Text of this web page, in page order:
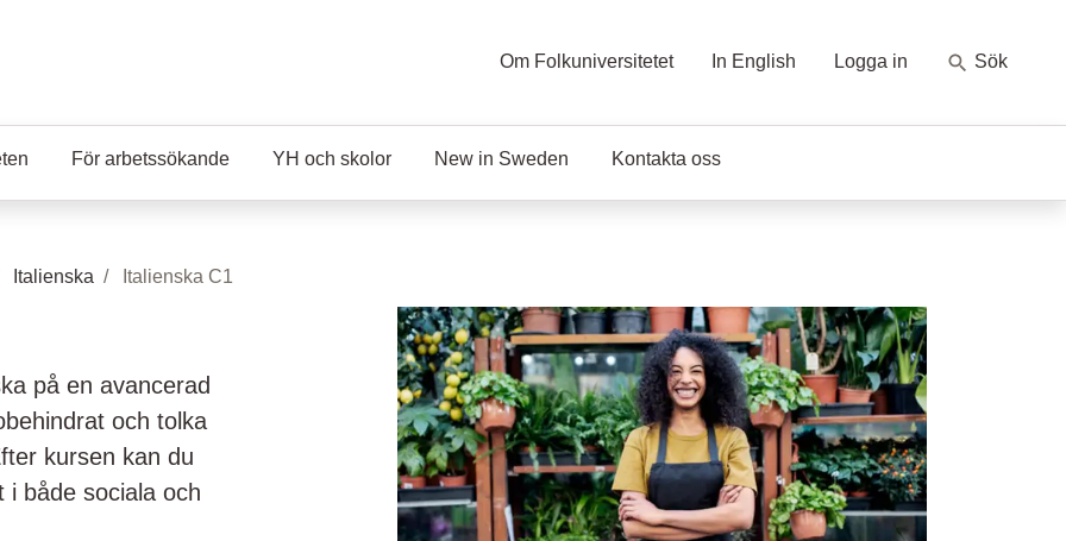
Om Folkuniversitetet In English Logga in Sök
För arbetssökande YH och skolor New in Sweden Kontakta oss
Italienska Italienska C1
på en avancerad
och tolka
kursen kan du
i både sociala och